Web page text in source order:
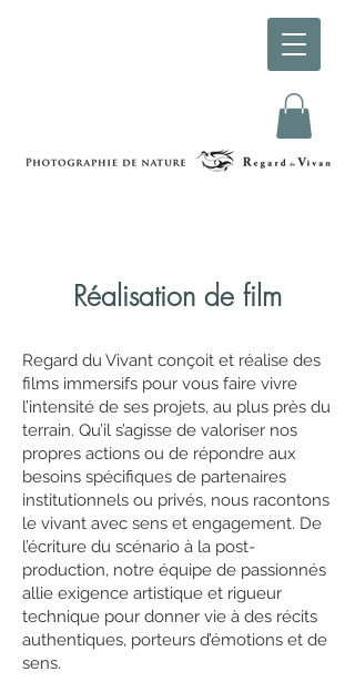
Réalisation de film
Regard du Vivant conçoit et réalise des
films immersifs pour vous faire vivre
l’intensité de ses projets, au plus près du
terrain. Qu’il s’agisse de valoriser nos
propres actions ou de répondre aux
besoins spécifiques de partenaires
institutionnels ou privés, nous racontons
le vivant avec sens et engagement. De
l’écriture du scénario à la post-
production, notre équipe de passionnés
allie exigence artistique et rigueur
technique pour donner vie à des récits
authentiques, porteurs d’émotions et de
sens.